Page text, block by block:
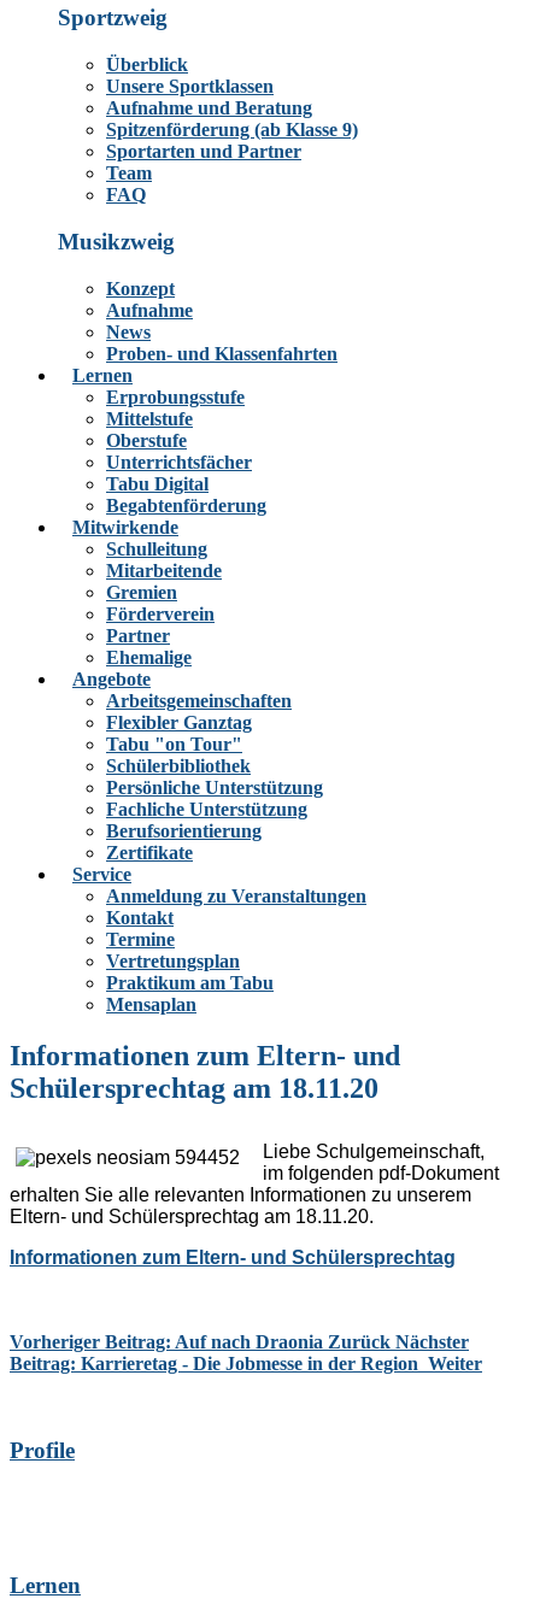
Sportzweig
Überblick
Unsere Sportklassen
Aufnahme und Beratung
Spitzenförderung (ab Klasse 9)
Sportarten und Partner
Team
FAQ
Musikzweig
Konzept
Aufnahme
News
Proben- und Klassenfahrten
Lernen
Erprobungsstufe
Mittelstufe
Oberstufe
Unterrichtsfächer
Tabu Digital
Begabtenförderung
Mitwirkende
Schulleitung
Mitarbeitende
Gremien
Förderverein
Partner
Ehemalige
Angebote
Arbeitsgemeinschaften
Flexibler Ganztag
Tabu "on Tour"
Schülerbibliothek
Persönliche Unterstützung
Fachliche Unterstützung
Berufsorientierung
Zertifikate
Service
Anmeldung zu Veranstaltungen
Kontakt
Termine
Vertretungsplan
Praktikum am Tabu
Mensaplan
Informationen zum Eltern- und
Schülersprechtag am 18.11.20
Liebe Schulgemeinschaft,
im folgenden pdf-Dokument
erhalten Sie alle relevanten Informationen zu unserem
Eltern- und Schülersprechtag am 18.11.20.
Informationen zum Eltern- und Schülersprechtag
Vorheriger Beitrag: Auf nach Draonia Zurück Nächster
Beitrag: Karrieretag - Die Jobmesse in der Region Weiter
Profile
Lernen